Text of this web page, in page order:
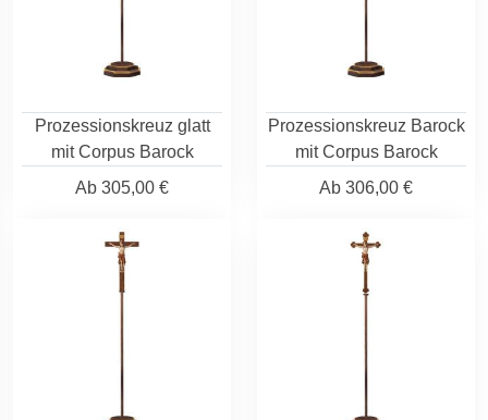
Prozessionskreuz glatt
mit Corpus Barock
Ab 305,00 €
Prozessionskreuz Barock
mit Corpus Barock
Ab 306,00 €